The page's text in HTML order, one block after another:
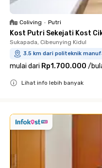
Coliving • Putri
Kost Putri Sekejati Kost
Sukapada, Cibeunying Kidul
3.5 km dari politeknik
mulai dari Rp1.700.000 /
Lihat info lebih banyak